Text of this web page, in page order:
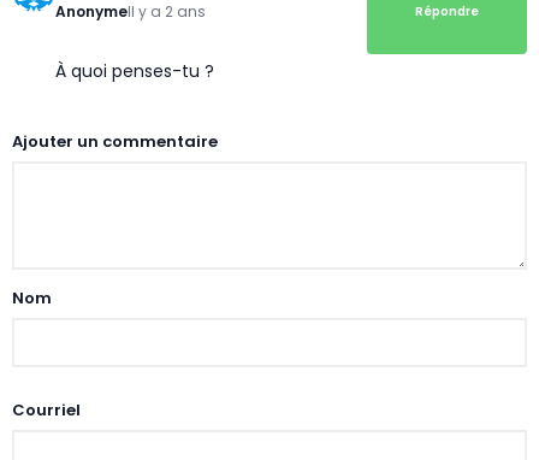
AnonymeIl y a 2 ans Répondre
À quoi penses-tu ?
Ajouter un commentaire
Nom
Courriel